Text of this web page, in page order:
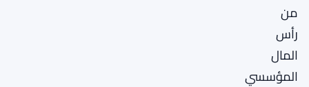
من
رأس
المال
المؤسسي